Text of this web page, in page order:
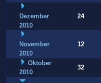
Dezember
2010
24
November
2010
12
Oktober
2010
32